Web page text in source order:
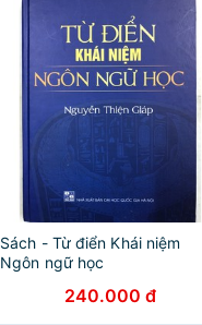
Sách - Từ điển Khái niệm
Ngôn ngữ học
240.000 đ